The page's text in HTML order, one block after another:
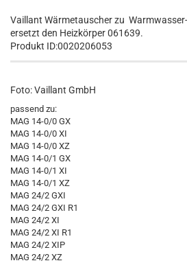
Vaillant Wärmetauscher zu
ersetzt den Heizkörper 061639.
Produkt ID:0020206053
Foto: Vaillant GmbH
passend zu:
MAG 14-0/0 GX
MAG 14-0/0 XI
MAG 14-0/0 XZ
MAG 14-0/1 GX
MAG 14-0/1 XI
MAG 14-0/1 XZ
MAG 24/2 GXI
MAG 24/2 GXI R1
MAG 24/2 XI
MAG 24/2 XI R1
MAG 24/2 XIP
MAG 24/2 XZ